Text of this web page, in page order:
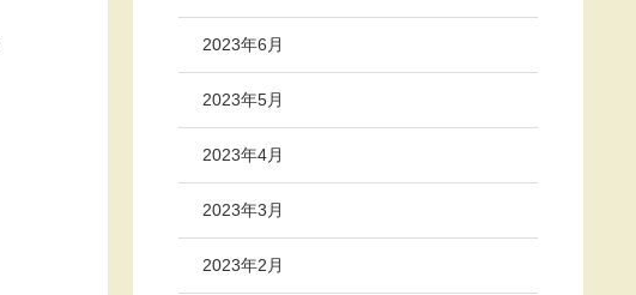
2023年6月
2023年5月
2023年4月
2023年3月
2023年2月